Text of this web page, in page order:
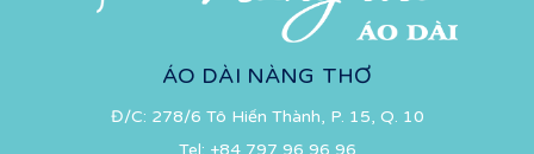
ÁO DÀI NÀNG THƠ
Đ/C: 278/6 Tô Hiến Thành, P. 15, Q. 10